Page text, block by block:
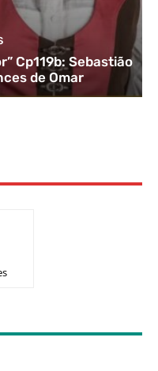
Cp119b: Sebastião
de Omar